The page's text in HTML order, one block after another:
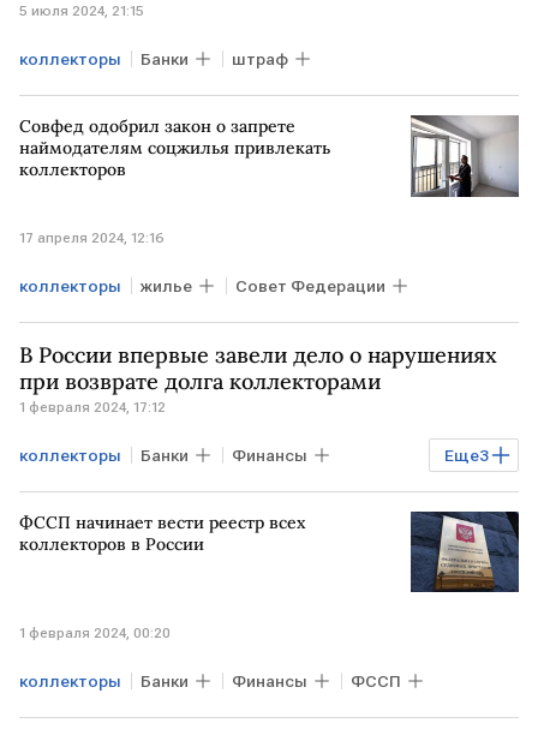
5 июля 2024, 21:15
коллекторы Банки штраф
Совфед одобрил закон о запрете
наймодателям соцжилья привлекать
коллекторов
17 апреля 2024, 12:16
коллекторы жилье Совет Федерации
В России впервые завели дело о нарушениях
при возврате долга коллекторами
1 февраля 2024, 17:12
Еще3
коллекторы Банки Финансы
РОССИЯ ФССП долги
ФССП начинает вести реестр всех
коллекторов в России
1 февраля 2024, 00:20
коллекторы Банки Финансы ФССП